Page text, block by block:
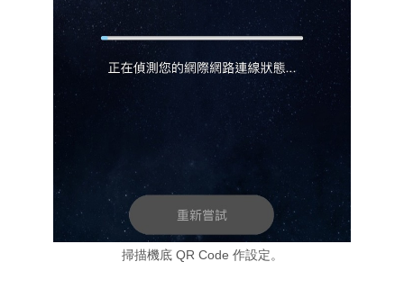
掃描機底 QR Code 作設定。